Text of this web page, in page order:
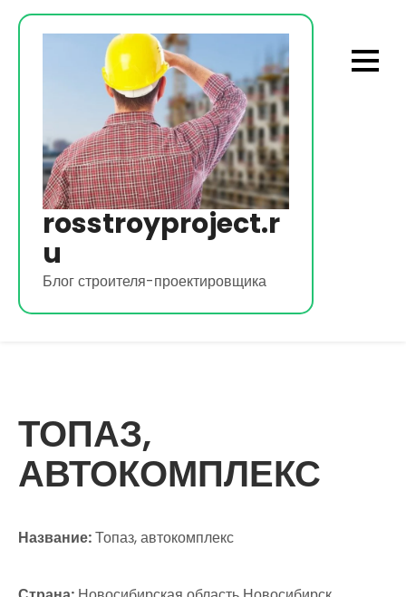
Перейти
rosstroyproject.r
u
Блог строителя-проектировщика
ТОПАЗ,
АВТОКОМПЛЕКС
Название:Топаз, автокомплекс